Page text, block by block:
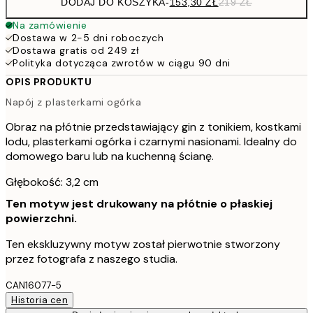
Na zamówienie
Dostawa w 2-5 dni roboczych
Dostawa gratis od 249 zł
Polityka dotycząca zwrotów w ciągu 90 dni
OPIS PRODUKTU
Napój z plasterkami ogórka
Obraz na płótnie przedstawiający gin z tonikiem, kostkami
lodu, plasterkami ogórka i czarnymi nasionami. Idealny do
domowego baru lub na kuchenną ścianę.
Głębokość: 3,2 cm
Ten motyw jest drukowany na płótnie o płaskiej
powierzchni.
Ten ekskluzywny motyw został pierwotnie stworzony
przez fotografa z naszego studia.
CAN16077-5
Historia cen